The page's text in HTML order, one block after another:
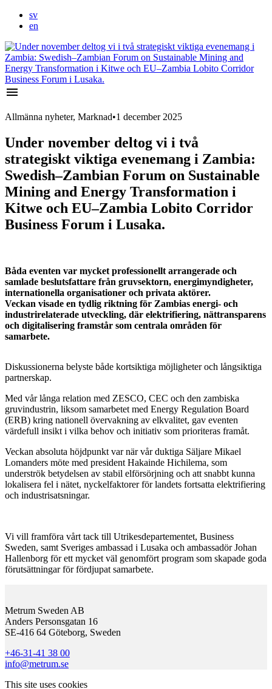
sv
en
menu
Allmänna nyheter, Marknad•1 december 2025
Under november deltog vi i två
strategiskt viktiga evenemang i Zambia:
Swedish–Zambian Forum on Sustainable
Mining and Energy Transformation i
Kitwe och EU–Zambia Lobito Corridor
Business Forum i Lusaka.
Båda eventen var mycket professionellt arrangerade och
samlade beslutsfattare från gruvsektorn, energimyndigheter,
internationella organisationer och privata aktörer.
Veckan visade en tydlig riktning för Zambias energi- och
industrirelaterade utveckling, där elektrifiering, nättransparens
och digitalisering framstår som centrala områden för
samarbete.
Diskussionerna belyste både kortsiktiga möjligheter och långsiktiga
partnerskap.
Med vår långa relation med ZESCO, CEC och den zambiska
gruvindustrin, liksom samarbetet med Energy Regulation Board
(ERB) kring nationell övervakning av elkvalitet, gav eventen
värdefull insikt i vilka behov och initiativ som prioriteras framåt.
Veckan absoluta höjdpunkt var när vår duktiga Säljare Mikael
Lomanders möte med president Hakainde Hichilema, som
underströk betydelsen av stabil elförsörjning och att snabbt kunna
lokalisera fel i nätet, nyckelfaktorer för landets fortsatta elektrifiering
och industrisatsningar.
Vi vill framföra vårt tack till Utrikesdepartementet, Business
Sweden, samt Sveriges ambassad i Lusaka och ambassadör Johan
Hallenborg för ett mycket väl genomfört program som skapade goda
förutsättningar för fördjupat samarbete.
Metrum Sweden AB
Anders Personsgatan 16
SE-416 64 Göteborg, Sweden
+46-31-41 38 00
info@metrum.se
This site uses cookies